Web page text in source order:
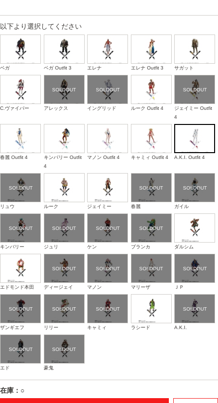
以下より選択してください
ベガ ベガ Outfit 3 エレナ エレナ Outfit 3 サガット
C.ヴァイパー アレックス イングリッド ルーク Outfit 4
ジェイミー Outfit
4
春麗 Outfit 4
キンバリー Outfit
4
マノン Outfit 4 キャミィ Outfit 4 A.K.I. Outfit 4
リュウ ルーク ジェイミー 春麗 ガイル
キンバリー ジュリ ケン ブランカ ダルシム
エドモンド本田 ディージェイ マノン マリーザ ＪＰ
ザンギエフ リリー キャミィ ラシード A.K.I.
エド 豪鬼
在庫：○